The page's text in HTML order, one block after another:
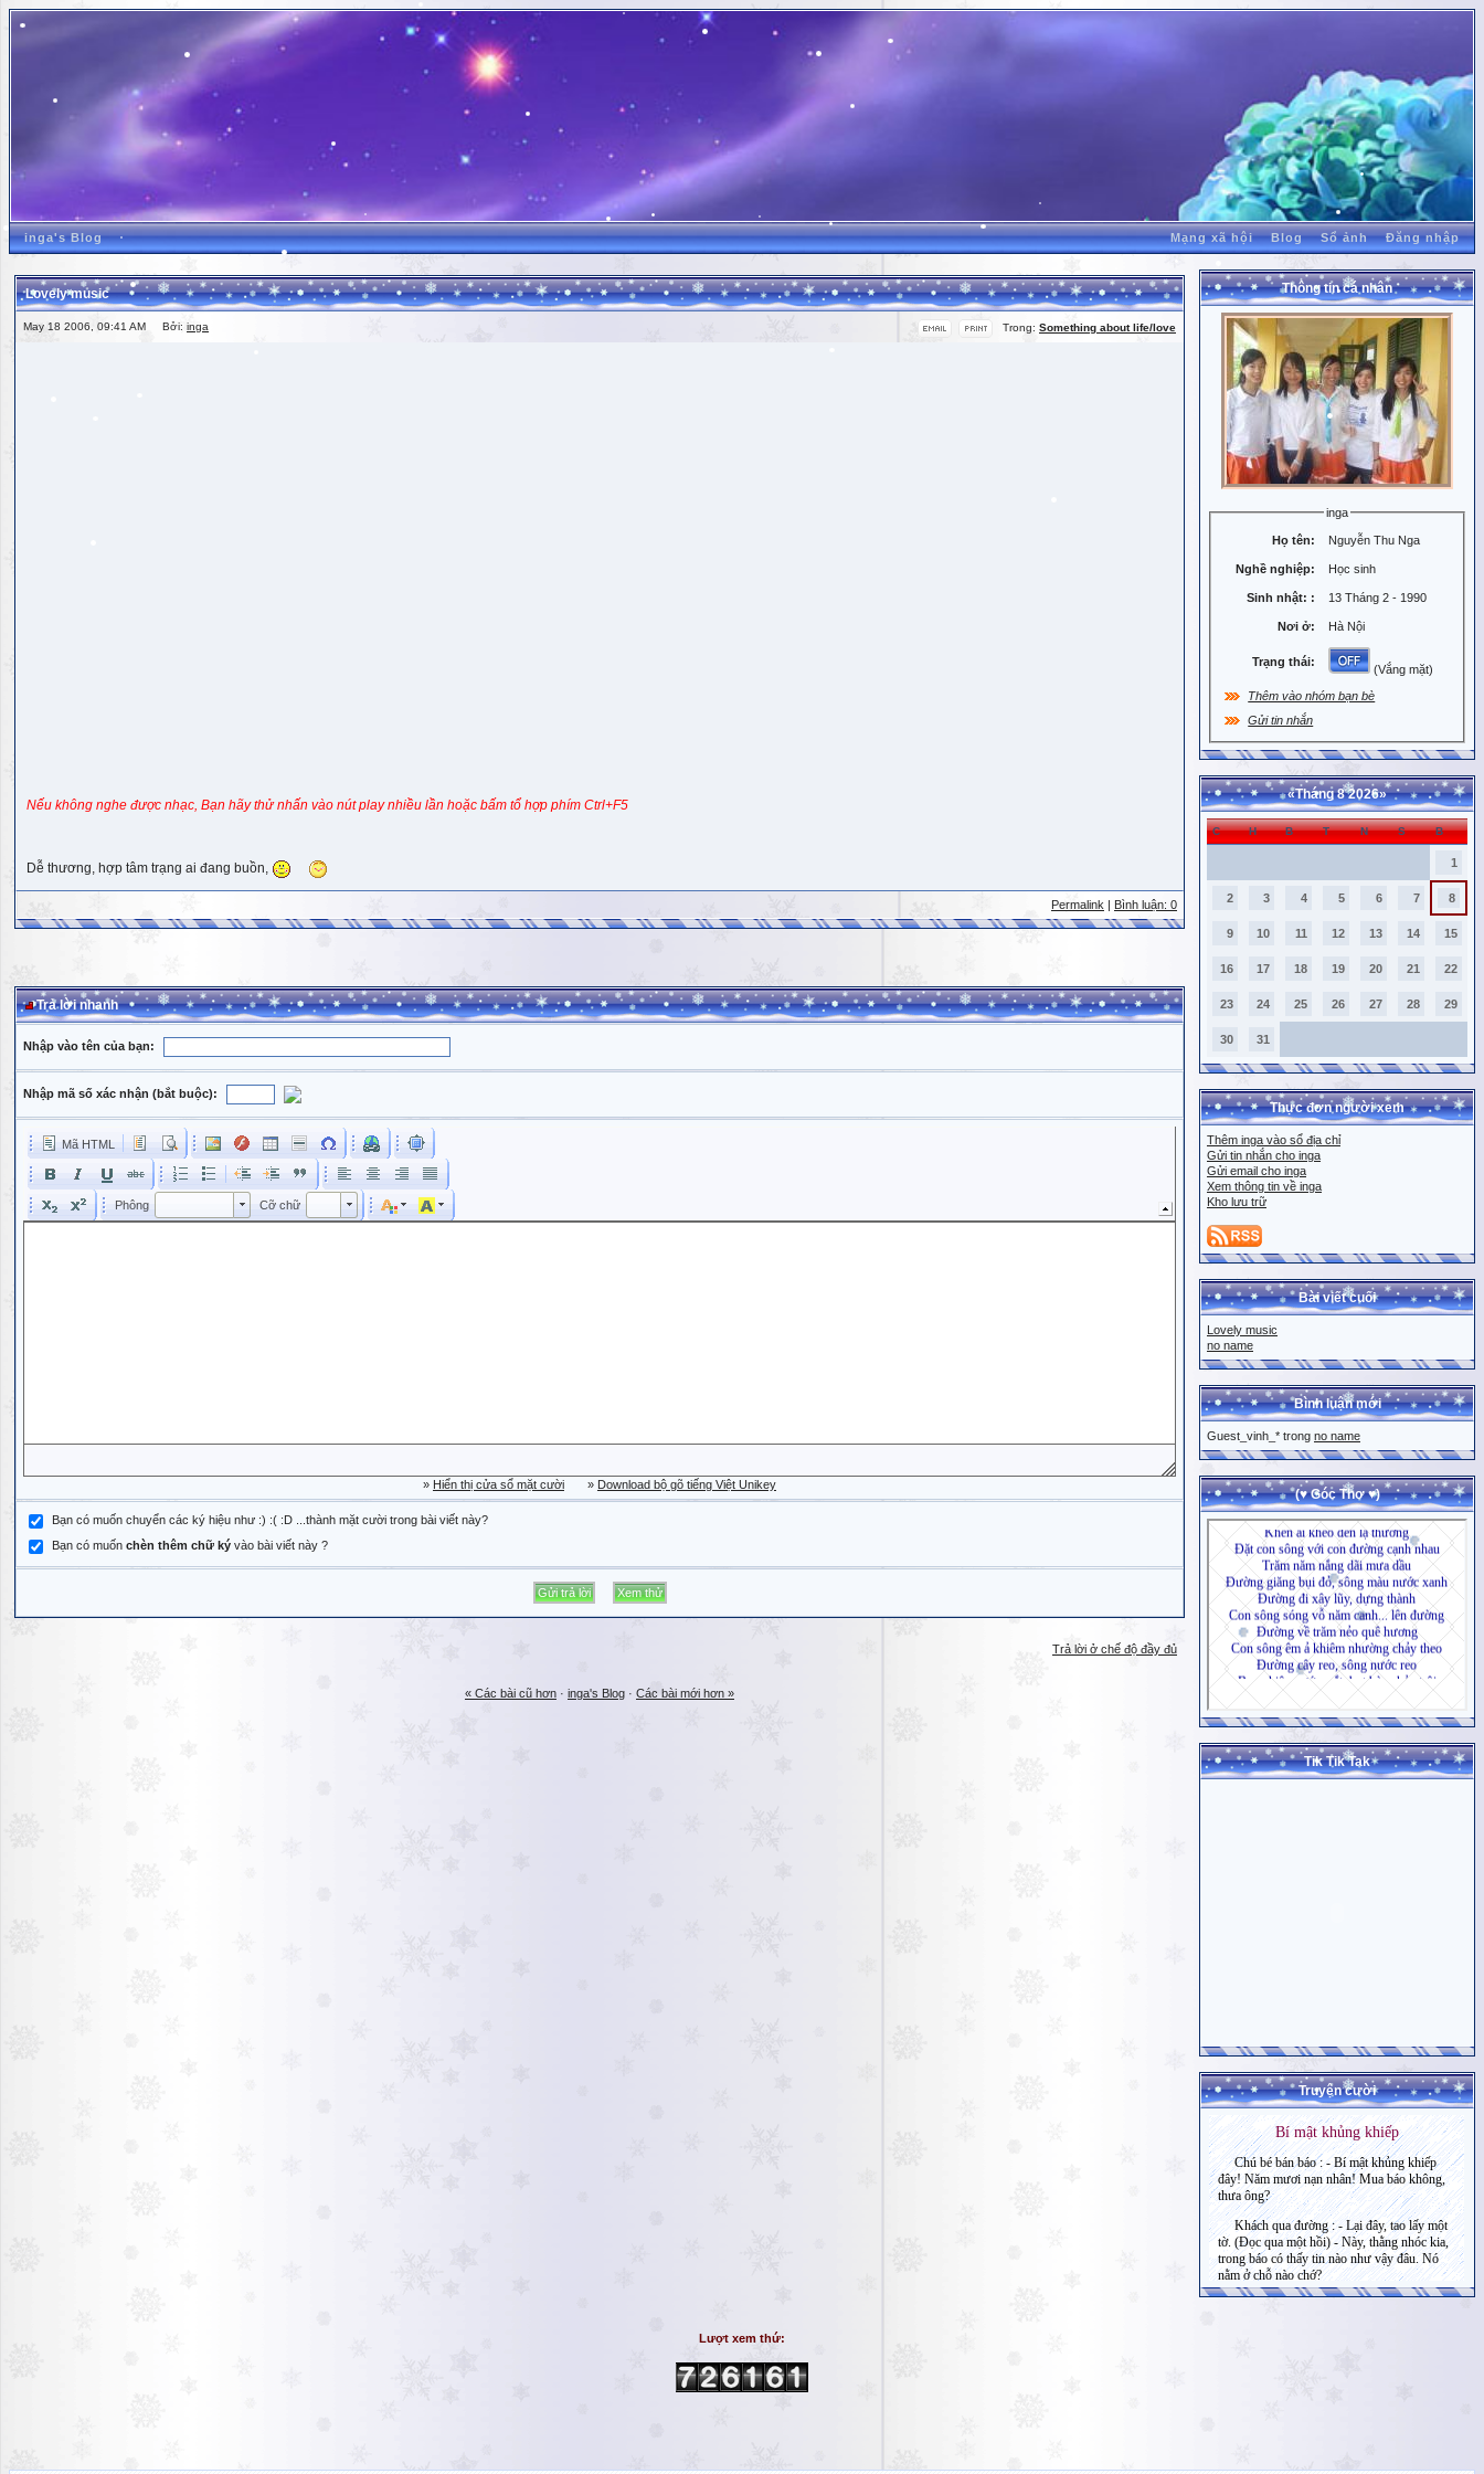
inga's Blog Mạng xã hội Blog Sổ ảnh Đăng nhập
Lovely music
Trong: Something about life/love
May 18 2006, 09:41 AM Bởi: inga
Nếu không nghe được nhạc, Bạn hãy thử nhấn vào nút play nhiều lần hoặc bấm tổ hợp phím Ctrl+F5
Dễ thương, hợp tâm trạng ai đang buồn,
Permalink Bình luận: 0
Trả lời nhanh
Nhập vào tên của bạn:
Nhập mã số xác nhận (bắt buộc):
Mã HTML
Phông Cỡ chữ Kích cỡ phông
» Hiển thị cửa sổ mặt cười » Download bộ gõ tiếng Việt Unikey
Bạn có muốn chuyển các ký hiệu như :) :( :D ...thành mặt cười trong bài viết này?
Bạn có muốn chèn thêm chữ ký vào bài viết này ?
Trả lời ở chế độ đầy đủ
« Các bài cũ hơn · inga's Blog · Các bài mới hơn »
Thông tin cá nhân
inga
Họ tên: Nguyễn Thu Nga
Nghề nghiệp: Học sinh
Sinh nhật: : 13 Tháng 2 - 1990
Nơi ở: Hà Nội
Trạng thái:
(Vắng mặt)
Thêm vào nhóm bạn bè
Gửi tin nhắn
«Tháng 8 2026»
C H B T N S B
1
2 3 4 5 6 7 8
9 10 11 12 13 14 15
16 17 18 19 20 21 22
23 24 25 26 27 28 29
30 31
Thực đơn người xem
Thêm inga vào sổ địa chỉ
Gửi tin nhắn cho inga
Gửi email cho inga
Xem thông tin về inga
Kho lưu trữ
Bài viết cuối
Lovely music
no name
Bình luận mới
Guest_vinh_* trong no name
(♥ Góc Thơ ♥)
Tik Tik Tak
Truyện cười
Lượt xem thứ: